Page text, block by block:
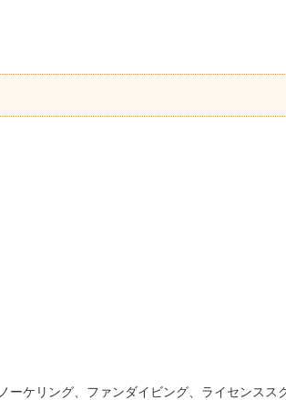
ーケリング、ファンダイビング、ライセンスス